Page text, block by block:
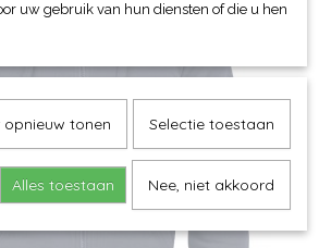
uw gebruik van hun diensten of die u hen
opnieuw tonen Selectie toestaan
Alles toestaan Nee, niet akkoord